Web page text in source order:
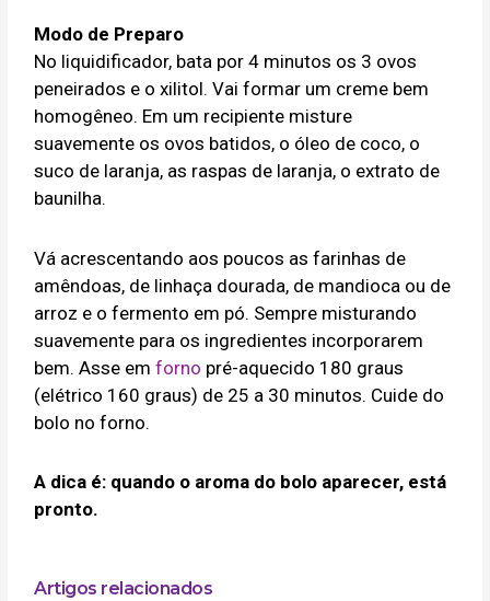
Modo de Preparo
No liquidificador, bata por 4 minutos os 3 ovos
peneirados e o xilitol. Vai formar um creme bem
homogêneo. Em um recipiente misture
suavemente os ovos batidos, o óleo de coco, o
suco de laranja, as raspas de laranja, o extrato de
baunilha.
Vá acrescentando aos poucos as farinhas de
amêndoas, de linhaça dourada, de mandioca ou de
arroz e o fermento em pó. Sempre misturando
suavemente para os ingredientes incorporarem
bem. Asse emforno pré-aquecido 180 graus
(elétrico 160 graus) de 25 a 30 minutos. Cuide do
bolo no forno.
A dica é: quando o aroma do bolo aparecer, está
pronto.
Artigos relacionados